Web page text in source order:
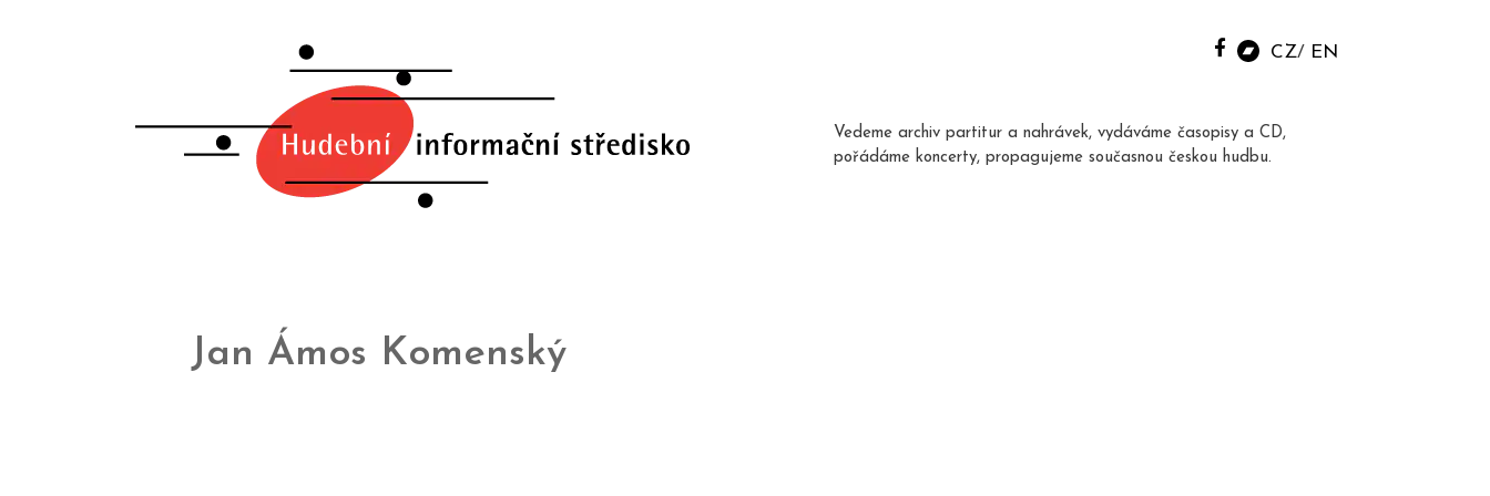
CZ EN
Vedeme archiv partitur a nahrávek, vydáváme časopisy a CD,
pořádáme koncerty, propagujeme současnou českou hudbu.
Jan Ámos Komenský